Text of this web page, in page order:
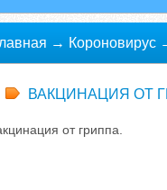
→ Короновирус
ВАКЦИНАЦИЯ ОТ
от гриппа.